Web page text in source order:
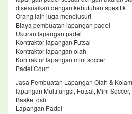
disesuaikan dengan kebutuhan spesifik
Orang lain juga menelusuri
Biaya pembuatan lapangan padel
Ukuran lapangan padel
Kontraktor lapangan Futsal
Kontraktor lapangan olah
Kontraktor lapangan mini soccer
Padel Court
Jasa Pembuatan Lapangan Olah &
lapangan Multifungsi, Futsal, Mini
Basket dsb
Lapangan Padel